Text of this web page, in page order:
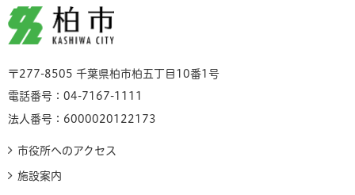
柏市
〒277-8505 千葉県柏市柏五丁目10番1号
電話番号：04-7167-1111
法人番号：6000020122173
市役所へのアクセス
施設案内